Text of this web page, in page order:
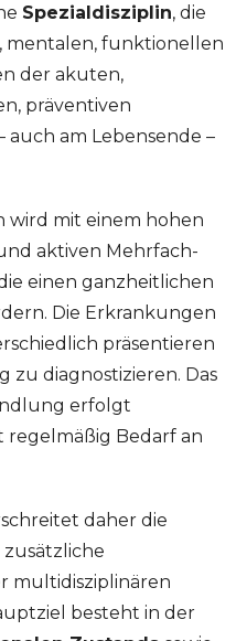
Spezialdisziplin, die
mentalen, funktionellen
der akuten,
präventiven
am Lebensende –
wird mit einem hohen
aktiven Mehrfach-
einen ganzheitlichen
Die Erkrankungen
präsentieren
zu diagnostizieren. Das
erfolgt
regelmäßig Bedarf an
daher die
multidisziplinären
besteht in der